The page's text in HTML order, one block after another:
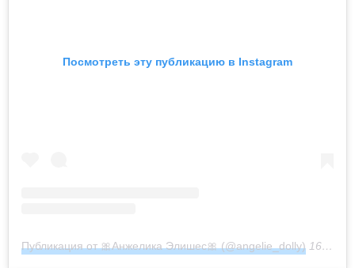
Посмотреть эту публикацию в Instagram
Публикация от 🎀Анжелика Элишес🎀 (@angelie_dolly) 16 Сен 2019 в 9:51 PDT